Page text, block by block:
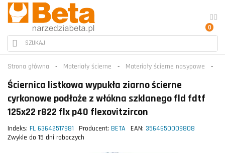
0
Strona główna Materiały ścierne Materiały ścierne nasypowe
Ściernica listkowa wypukła ziarno ścierne
cyrkonowe podłoże z włókna szklanego fld fdtf
125x22 r822 flx p40 flexovitzircon
Indeks: FL 63642517981 Producent: BETA EAN: 3564650009808
Zwykle do 15 dni roboczych